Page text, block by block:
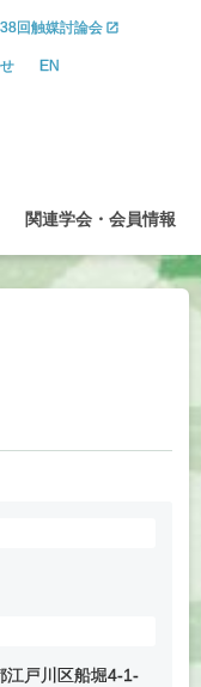
回触媒討論会
EN
関連学会 ・ 会員情報
江戸川区船堀4-1-